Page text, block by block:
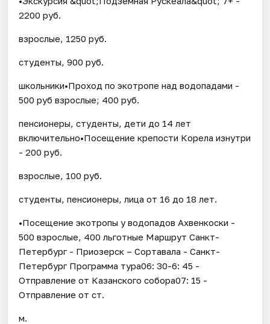
2200 руб.
взрослые, 1250 руб.
студенты, 900 руб.
школьники•Проход по экотропе над водопадами -
500 руб взрослые; 400 руб.
пенсионеры, студенты, дети до 14 лет
включительно•Посещение крепости Корела изнутри
- 200 руб.
взрослые, 100 руб.
студенты, пенсионеры, лица от 16 до 18 лет.
•Посещение экотропы у водопадов Ахвенкоски -
500 взрослые, 400 льготные Маршрут Санкт-
Петербург - Приозерск – Сортавала - Санкт-
Петербург Программа тура06: 30-6: 45 -
Отправление от Казанского собора07: 15 -
Отправление от ст.
м.